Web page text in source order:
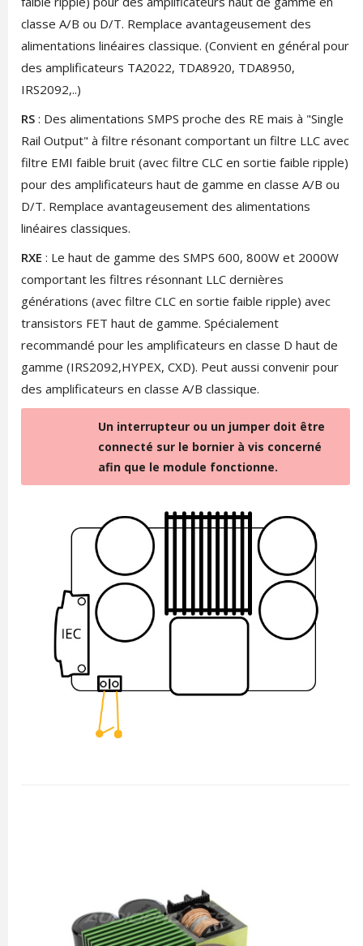
classe A/B ou D/T. Remplace avantageusement des
alimentations linéaires classique. (Convient en général pour
des amplificateurs TA2022, TDA8920, TDA8950,
IRS2092,..)
RS: Des alimentations SMPS proche des RE mais à "Single
Rail Output" à filtre résonant comportant un filtre LLC avec
filtre EMI faible bruit (avec filtre CLC en sortie faible ripple)
pour des amplificateurs haut de gamme en classe A/B ou
D/T. Remplace avantageusement des alimentations
linéaires classiques.
RXE : Le haut de gamme des SMPS 600, 800W et 2000W
comportant les filtres résonnant LLC dernières
générations (avec filtre CLC en sortie faible ripple) avec
transistors FET haut de gamme. Spécialement
recommandé pour les amplificateurs en classe D haut de
gamme (IRS2092,HYPEX, CXD). Peut aussi convenir pour
des amplificateurs en classe A/B classique.
Un interrupteur ou un jumper doit être
connecté sur le bornier à vis concerné
afin que le module fonctionne.